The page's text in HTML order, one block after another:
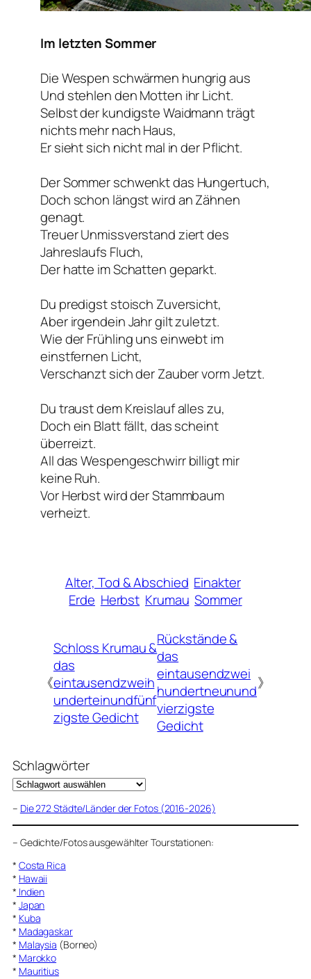
Im letzten Sommer
Die Wespen schwärmen hungrig aus
Und stehlen den Motten ihr Licht.
Selbst der kundigste Waidmann trägt
nichts mehr nach Haus,
Er sieht sich nicht mal in der Pflicht.
Der Sommer schwenkt das Hungertuch,
Doch schon längst wird an Zähnen
genagt.
Treuer Unmissverstand ziert des
Jahreslaufs Fluch,
Der hatte im Schatten geparkt.
Du predigst stoisch Zuversicht,
Aber irgendein Jahr gilt zuletzt.
Wie der Frühling uns einwebt im
einstfernen Licht,
Verschanzt sich der Zauber vorm Jetzt.
Du traust dem Kreislauf alles zu,
Doch ein Blatt fällt, das scheint
überreizt.
All das Wespengeschwirr billigt mir
keine Ruh.
Vor Herbst wird der Stammbaum
verheizt.
Alter, Tod & Abschied Einakter
Erde Herbst Krumau Sommer
《
Schloss Krumau &
das
eintausendzweih
underteinundfünf
zigste Gedicht
Rückstände &
das
eintausendzwei
hundertneunund
vierzigste
Gedicht
》
Schlagwörter
– Die 272 Städte/Länder der Fotos (2016-2026)
– Gedichte/Fotos ausgewählter Tourstationen:
* Costa Rica
* Hawaii
* Indien
* Japan
* Kuba
* Madagaskar
* Malaysia (Borneo)
* Marokko
* Mauritius